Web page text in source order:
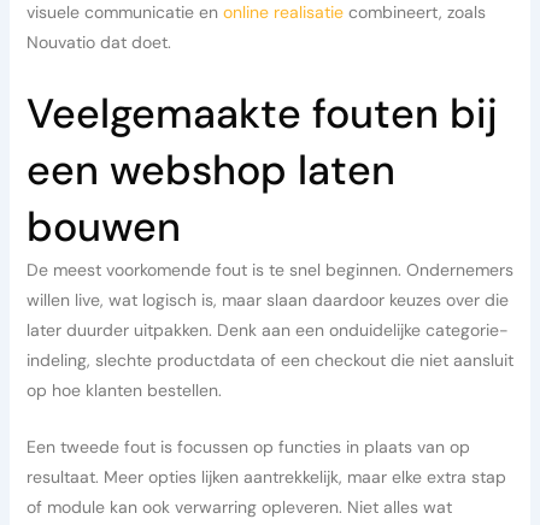
visuele communicatie en online realisatiecombineert, zoals
Nouvatio dat doet.
Veelgemaakte fouten bij
een webshop laten
bouwen
De meest voorkomende fout is te snel beginnen. Ondernemers
willen live, wat logisch is, maar slaan daardoor keuzes over die
later duurder uitpakken. Denk aan een onduidelijke categorie-
indeling, slechte productdata of een checkout die niet aansluit
op hoe klanten bestellen.
Een tweede fout is focussen op functies in plaats van op
resultaat. Meer opties lijken aantrekkelijk, maar elke extra stap
of module kan ook verwarring opleveren. Niet alles wat